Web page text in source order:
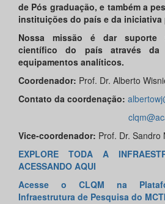
de Pós graduação, e também a
instituições do país e da iniciativa
Nossa missão é dar suporte
científico do país através da
equipamentos analíticos.
Coordenador: Prof. Dr. Alberto
Contato da coordenação:
Vice-coordenador: Prof. Dr. Sandro
EXPLORE TODA A
ACESSANDO AQUI
Acesse o CLQM na
Infraestrutura de Pesquisa do MCTI